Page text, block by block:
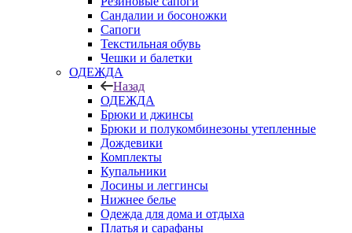
Сандалии и босоножки
Сапоги
Текстильная обувь
Чешки и балетки
ОДЕЖДА
Назад
ОДЕЖДА
Брюки и джинсы
Брюки и полукомбинезоны утепленные
Дождевики
Комплекты
Купальники
Лосины и леггинсы
Нижнее белье
Одежда для дома и отдыха
Платья и сарафаны